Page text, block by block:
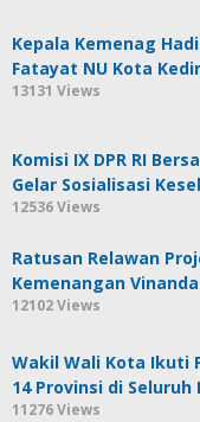
Kepala Kemenag
Fatayat NU Kota
13131 Views
Komisi IX DPR RI
Gelar Sosialisasi
12536 Views
Ratusan Relawan
Kemenangan
12102 Views
Wakil Wali Kota Ikuti
14 Provinsi di
11276 Views